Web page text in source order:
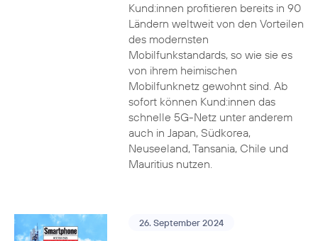
Kund:innen profitieren bereits in 90
Ländern weltweit von den Vorteilen
des modernsten
Mobilfunkstandards, so wie sie es
von ihrem heimischen
Mobilfunknetz gewohnt sind. Ab
sofort können Kund:innen das
schnelle 5G-Netz unter anderem
auch in Japan, Südkorea,
Neuseeland, Tansania, Chile und
Mauritius nutzen.
26. September 2024